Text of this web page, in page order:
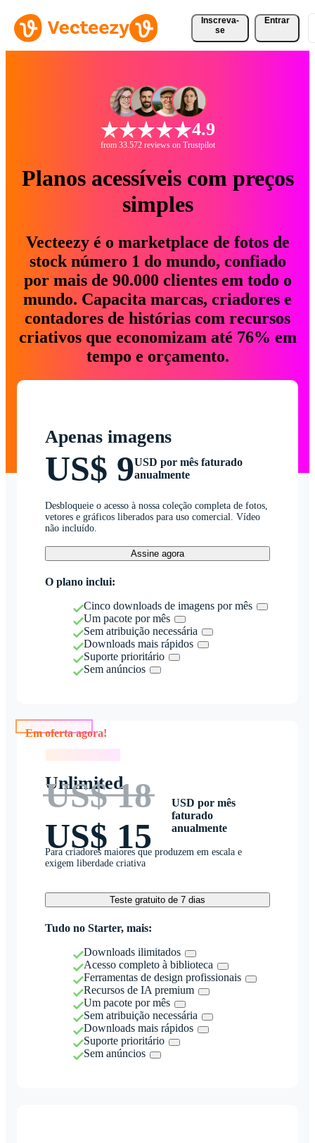
Inscreva-
se
Entrar
4.9
from 33.572 reviews on Trustpilot
Planos acessíveis com preços
simples
Vecteezy é o marketplace de fotos de
stock número 1 do mundo, confiado
por mais de 90.000 clientes em todo o
mundo. Capacita marcas, criadores e
contadores de histórias com recursos
criativos que economizam até 76% em
tempo e orçamento.
Apenas imagens
US$ 9USD por mês faturado
anualmente
Desbloqueie o acesso à nossa coleção completa de fotos,
vetores e gráficos liberados para uso comercial. Vídeo
não incluído.
Assine agora
O plano inclui:
Cinco downloads de imagens por mês
Um pacote por mês
Sem atribuição necessária
Downloads mais rápidos
Suporte prioritário
Sem anúncios
Unlimited
US$ 18
US$ 15
USD por mês
faturado
anualmente
Para criadores maiores que produzem em escala e
exigem liberdade criativa
Teste gratuito de 7 dias
Tudo no Starter, mais:
Downloads ilimitados
Acesso completo à biblioteca
Ferramentas de design profissionais
Recursos de IA premium
Um pacote por mês
Sem atribuição necessária
Downloads mais rápidos
Suporte prioritário
Sem anúncios